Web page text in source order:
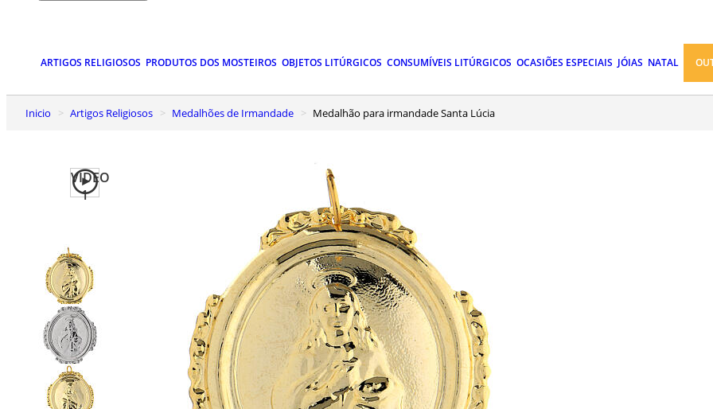
ARTIGOS RELIGIOSOS PRODUTOS DOS MOSTEIROS OBJETOS LITÚRGICOS CONSUMÍVEIS LITÚRGICOS OCASIÕES ESPECIAIS JÓIAS NATAL
Inicio Artigos Religiosos Medalhões de Irmandade Medalhão para irmandade Santa Lúcia
VIDEO
1